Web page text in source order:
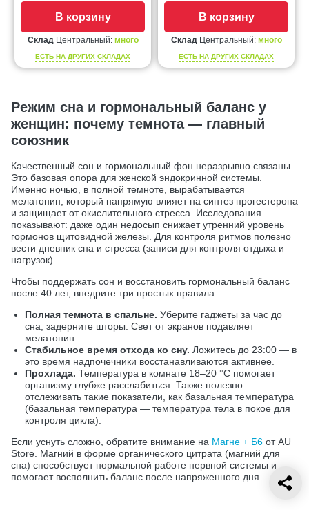
В корзину
СкладЦентральный: много
ЕСТЬ НА ДРУГИХ СКЛАДАХ
В корзину
СкладЦентральный: много
ЕСТЬ НА ДРУГИХ СКЛАДАХ
Режим сна и гормональный баланс у
женщин: почему темнота — главный
союзник
Качественный сон и гормональный фон неразрывно связаны.
Это базовая опора для женской эндокринной системы.
Именно ночью, в полной темноте, вырабатывается
мелатонин, который напрямую влияет на синтез прогестерона
и защищает от окислительного стресса. Исследования
показывают: даже один недосып снижает утренний уровень
гормонов щитовидной железы. Для контроля ритмов полезно
вести дневник сна и стресса (записи для контроля отдыха и
нагрузок).
Чтобы поддержать сон и восстановить гормональный баланс
после 40 лет, внедрите три простых правила:
Полная темнота в спальне. Уберите гаджеты за час до
сна, задерните шторы. Свет от экранов подавляет
мелатонин.
Стабильное время отхода ко сну. Ложитесь до 23:00 — в
это время надпочечники восстанавливаются активнее.
Прохлада. Температура в комнате 18–20 °C помогает
организму глубже расслабиться. Также полезно
отслеживать такие показатели, как базальная температура
(базальная температура — температура тела в покое для
контроля цикла).
Если уснуть сложно, обратите внимание на Магне + Б6 от AU
Store. Магний в форме органического цитрата (магний для
сна) способствует нормальной работе нервной системы и
помогает восполнить баланс после напряженного дня.